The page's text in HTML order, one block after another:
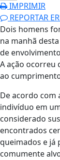
IMPRIMIR
REPORTAR
Dois homens
na manhã
de
A ação ocorreu
ao
De acordo com
indivíduo em
considerado
encontrados
queimados e já
comumente